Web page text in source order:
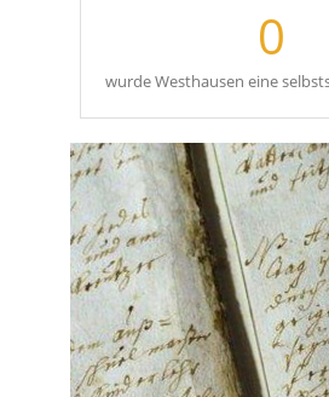
0
wurde Westhausen eine